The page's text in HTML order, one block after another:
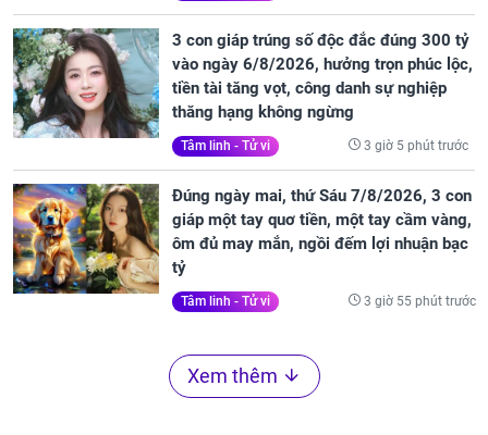
3 con giáp trúng số độc đắc đúng 300 tỷ
vào ngày 6/8/2026, hưởng trọn phúc lộc,
tiền tài tăng vọt, công danh sự nghiệp
thăng hạng không ngừng
Tâm linh - Tử vi 3 giờ 5 phút trước
Đúng ngày mai, thứ Sáu 7/8/2026, 3 con
giáp một tay quơ tiền, một tay cầm vàng,
ôm đủ may mắn, ngồi đếm lợi nhuận bạc
tỷ
Tâm linh - Tử vi 3 giờ 55 phút trước
Xem thêm